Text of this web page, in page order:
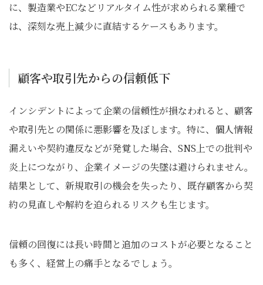
に、製造業やECなどリアルタイム性が求められる業種で
は、深刻な売上減少に直結するケースもあります。
顧客や取引先からの信頼低下
インシデントによって企業の信頼性が損なわれると、顧客
や取引先との関係に悪影響を及ぼします。特に、個人情報
漏えいや契約違反などが発覚した場合、SNS上での批判や
炎上につながり、企業イメージの失墜は避けられません。
結果として、新規取引の機会を失ったり、既存顧客から契
約の見直しや解約を迫られるリスクも生じます。
信頼の回復には長い時間と追加のコストが必要となること
も多く、経営上の痛手となるでしょう。